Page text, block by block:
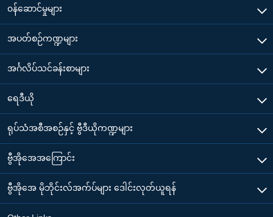
၀န်ဆောင်မှုများ
အပတ်စဉ်ကဏ္ဍများ
အင်္ဂလိပ်သင်ခန်းစာများ
ရေဒီယို
ရုပ်သံအစီအစဉ်နှင့် ဗွီဒီယိုကဏ္ဍများ
ဗွီအိုအေအကြောင်း
ဗွီအိုအေ မိုဘိုင်းလ်အက်ပ်များ ဒေါင်းလုတ်ယူရန်